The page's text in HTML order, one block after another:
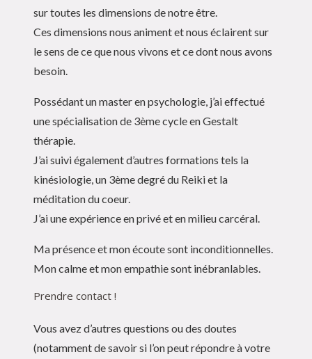
sur toutes les dimensions de notre être.
Ces dimensions nous animent et nous éclairent sur
le sens de ce que nous vivons et ce dont nous avons
besoin.
Possédant un master en psychologie, j’ai effectué
une spécialisation de 3ème cycle en Gestalt
thérapie.
J’ai suivi également d’autres formations tels la
kinésiologie, un 3ème degré du Reiki et la
méditation du coeur.
J’ai une expérience en privé et en milieu carcéral.
Ma présence et mon écoute sont inconditionnelles.
Mon calme et mon empathie sont inébranlables.
Prendre contact !
Vous avez d’autres questions ou des doutes
(notamment de savoir si l’on peut répondre à votre